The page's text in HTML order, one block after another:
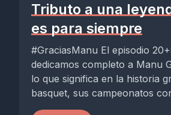
Tributo a una
es para siempre
#GraciasManu El episodio
dedicamos completo a Manu
lo que significa en la historia
basquet, sus campeonatos